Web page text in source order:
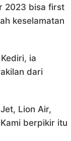
2023 bisa first
keselamatan
ia
dari
Lion Air,
berpikir itu